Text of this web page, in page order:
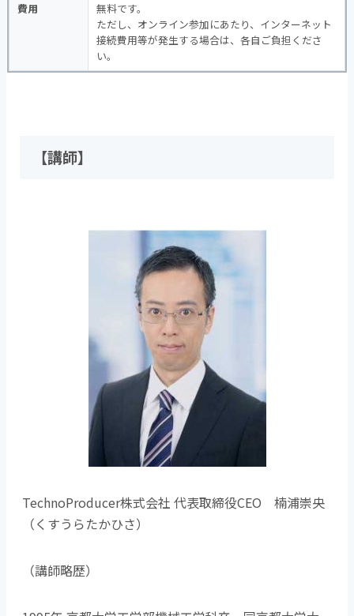
費用
無料です。
ただし、オンライン参加にあたり、インターネット
接続費用等が発生する場合は、各自ご負担くださ
い。
【講師】
TechnoProducer株式会社 代表取締役CEO 楠浦崇央
（くすうらたかひさ）
（講師略歴）